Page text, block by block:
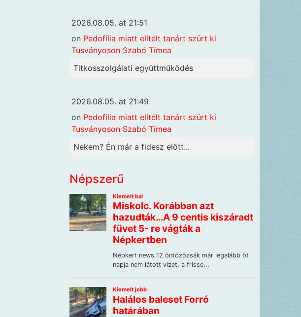
2026.08.05. at 21:51
on Pedofília miatt elítélt tanárt szúrt ki
Tusványoson Szabó Tímea
Titkosszolgálati együttműködés
2026.08.05. at 21:49
on Pedofília miatt elítélt tanárt szúrt ki
Tusványoson Szabó Tímea
Nekem? Én már a fidesz előtt...
Népszerű